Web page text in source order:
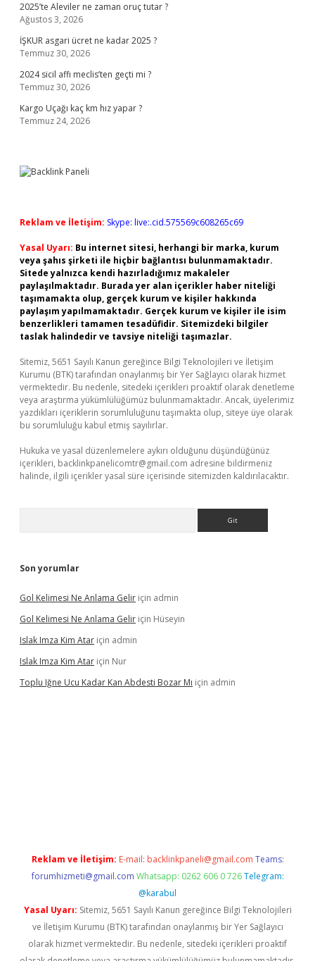
2025’te Aleviler ne zaman oruç tutar ?
Ağustos 3, 2026
İŞKUR asgari ücret ne kadar 2025 ?
Temmuz 30, 2026
2024 sicil affı meclis’ten geçti mi ?
Temmuz 30, 2026
Kargo Uçağı kaç km hız yapar ?
Temmuz 24, 2026
Reklam ve İletişim: Skype: live:.cid.575569c608265c69
Yasal Uyarı: Bu internet sitesi, herhangi bir marka, kurum
veya şahıs şirketi ile hiçbir bağlantısı bulunmamaktadır.
Sitede yalnızca kendi hazırladığımız makaleler
paylaşılmaktadır. Burada yer alan içerikler haber niteliği
taşımamakta olup, gerçek kurum ve kişiler hakkında
paylaşım yapılmamaktadır. Gerçek kurum ve kişiler ile isim
benzerlikleri tamamen tesadüfidir. Sitemizdeki bilgiler
taslak halindedir ve tavsiye niteliği taşımazlar.
Sitemiz, 5651 Sayılı Kanun gereğince Bilgi Teknolojileri ve İletişim
Kurumu (BTK) tarafından onaylanmış bir Yer Sağlayıcı olarak hizmet
vermektedir. Bu nedenle, sitedeki içerikleri proaktif olarak denetleme
veya araştırma yükümlülüğümüz bulunmamaktadır. Ancak, üyelerimiz
yazdıkları içeriklerin sorumluluğunu taşımakta olup, siteye üye olarak
bu sorumluluğu kabul etmiş sayılırlar.
Hukuka ve yasal düzenlemelere aykırı olduğunu düşündüğünüz
içerikleri, backlinkpanelicomtr@gmail.com adresine bildirmeniz
halinde, ilgili içerikler yasal süre içerisinde sitemizden kaldırılacaktır.
Son yorumlar
Gol Kelimesi Ne Anlama Gelir için admin
Gol Kelimesi Ne Anlama Gelir için Hüseyin
Islak Imza Kim Atar için admin
Islak Imza Kim Atar için Nur
Toplu Iğne Ucu Kadar Kan Abdesti Bozar Mı için admin
Reklam ve İletişim: E-mail: backlinkpaneli@gmail.com Teams:
forumhizmeti@gmail.com Whatsapp: 0262 606 0 726 Telegram:
@karabul
Yasal Uyarı: Sitemiz, 5651 Sayılı Kanun gereğince Bilgi Teknolojileri
ve İletişim Kurumu (BTK) tarafından onaylanmış bir Yer Sağlayıcı
olarak hizmet vermektedir. Bu nedenle, sitedeki içerikleri proaktif